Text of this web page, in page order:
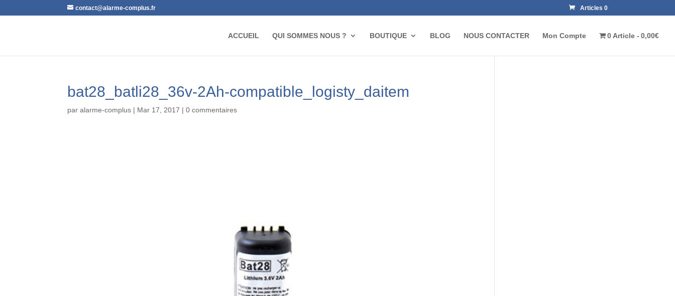
contact@alarme-complus.fr Articles 0
ACCUEIL QUI SOMMES NOUS ? BOUTIQUE BLOG NOUS CONTACTER Mon Compte 0 Article 0,00€
bat28_batli28_36v-2Ah-compatible_logisty_daitem
paralarme-complus | Mar 17, 2017 |0 commentaires